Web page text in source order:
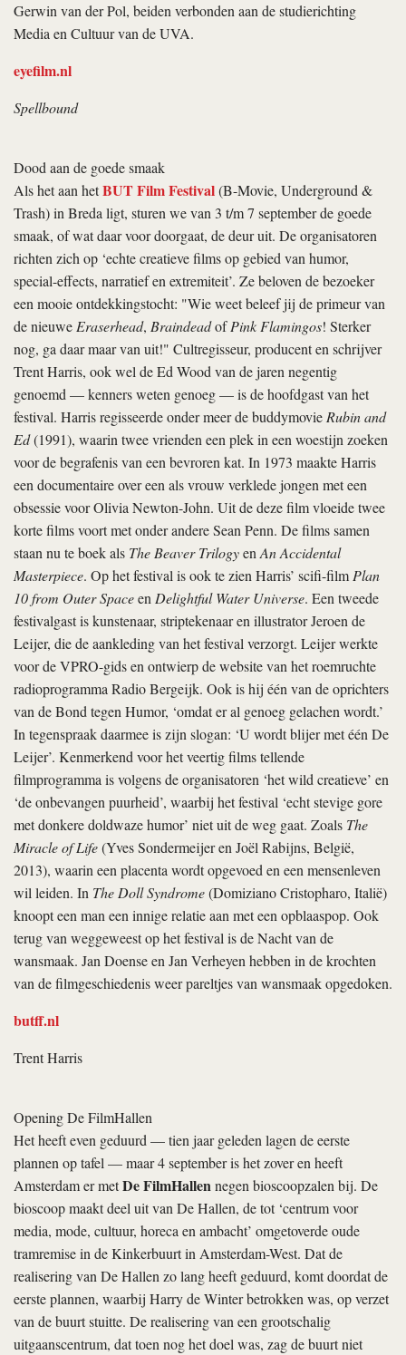
Gerwin van der Pol, beiden verbonden aan de studierichting
Media en Cultuur van de UVA.
eyefilm.nl
Spellbound
Dood aan de goede smaak
Als het aan hetBUT Film Festival(B-Movie, Underground &
Trash) in Breda ligt, sturen we van 3 t/m 7 september de goede
smaak, of wat daar voor doorgaat, de deur uit. De organisatoren
richten zich op ‘echte creatieve films op gebied van humor,
special-effects, narratief en extremiteit’. Ze beloven de bezoeker
een mooie ontdekkingstocht: "Wie weet beleef jij de primeur van
de nieuweEraserhead, BraindeadofPink Flamingos! Sterker
nog, ga daar maar van uit!" Cultregisseur, producent en schrijver
Trent Harris, ook wel de Ed Wood van de jaren negentig
genoemd — kenners weten genoeg — is de hoofdgast van het
festival. Harris regisseerde onder meer de buddymovieRubin and
Ed(1991), waarin twee vrienden een plek in een woestijn zoeken
voor de begrafenis van een bevroren kat. In 1973 maakte Harris
een documentaire over een als vrouw verklede jongen met een
obsessie voor Olivia Newton-John. Uit de deze film vloeide twee
korte films voort met onder andere Sean Penn. De films samen
staan nu te boek als The Beaver TrilogyenAn Accidental
Masterpiece. Op het festival is ook te zien Harris’ scifi-filmPlan
10 from Outer SpaceenDelightful Water Universe. Een tweede
festivalgast is kunstenaar, striptekenaar en illustrator Jeroen de
Leijer, die de aankleding van het festival verzorgt. Leijer werkte
voor de VPRO-­gids en ontwierp de website van het roemruchte
radioprogramma Radio Bergeijk. Ook is hij één van de oprichters
van de Bond tegen Humor, ‘omdat er al genoeg gelachen wordt.’
In tegenspraak daarmee is zijn slogan: ‘U wordt blijer met één De
Leijer’. Kenmerkend voor het veertig films tellende
filmprogramma is volgens de organisatoren ‘het wild creatieve’ en
‘de onbevangen puurheid’, waarbij het festival ‘echt stevige gore
met donkere doldwaze humor’ niet uit de weg gaat. Zoals The
Miracle of Life(Yves Sondermeijer en Joël Rabijns, België,
2013), waarin een placenta wordt opgevoed en een mensenleven
wil leiden. In The Doll Syndrome(Domiziano Cristopharo, Italië)
knoopt een man een innige relatie aan met een opblaaspop. Ook
terug van weggeweest op het festival is de Nacht van de
wansmaak. Jan Doense en Jan Verheyen hebben in de krochten
van de filmgeschiedenis weer pareltjes van wansmaak opgedoken.
butff.nl
Trent Harris
Opening De FilmHallen
Het heeft even geduurd — tien jaar geleden lagen de eerste
plannen op tafel — maar 4 september is het zover en heeft
Amsterdam er metDe FilmHallennegen bioscoopzalen bij. De
bioscoop maakt deel uit van De Hallen, de tot ‘centrum voor
media, mode, cultuur, horeca en ambacht’ omgetoverde oude
tramremise in de Kinkerbuurt in Amsterdam-West. Dat de
realisering van De Hallen zo lang heeft geduurd, komt doordat de
eerste plannen, waarbij Harry de Winter betrokken was, op verzet
van de buurt stuitte. De realisering van een grootschalig
uitgaanscentrum, dat toen nog het doel was, zag de buurt niet